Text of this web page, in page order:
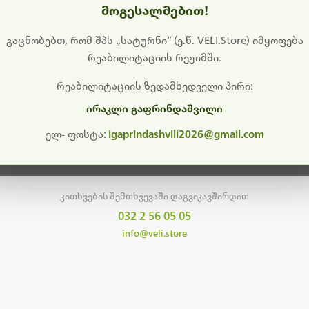
გიხდით შეფერხებისთვის. ამჟამად მიმდინარეობს
განახლება და ტექნიკური სამუშაოები.
მალე ისევ ხელმისაწვდომი იქნება. გმადლობთ მოთმინებისთვის!
მთავარ გვერდზე დაბრუნება
კითხვების შემთხვევაში დაგვიკავშირდით
032 2 56 05 05
info@veli.store
მოგესალმებით!
გაცნობებთ, რომ შპს „სატურნი“ (ე.წ. VELI.Store) იმყოფება
რეაბილიტაციის რეჟიმში.
რეაბილიტაციის ზედამხედველი პირი:
ირაკლი გაფრინდაშვილი
ელ- ფოსტა: igaprindashvili2026@gmail.com